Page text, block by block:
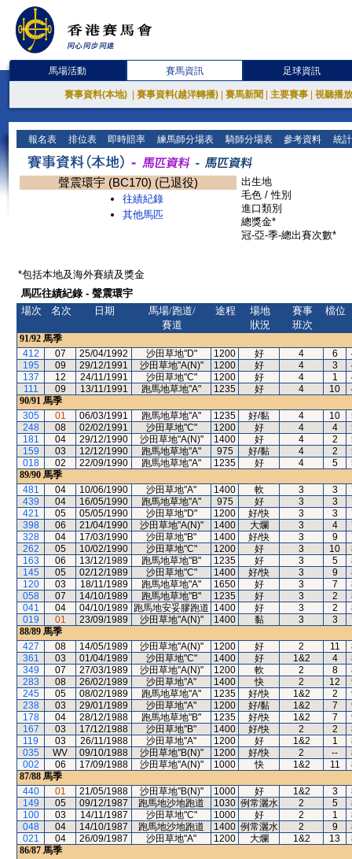
馬場活動 賽馬資訊 足球資訊
賽事資料(本地) 賽事資料(越洋轉播) 賽馬新聞 主要賽事 視聽播
報名表 排位表 即時賠率 練馬師分場表 騎師分場表 參考資料 統
聲震環宇 (BC170) (已退役)
往績紀錄
其他馬匹
出生地
毛色 / 性別
進口類別
總獎金*
冠-亞-季-總出賽次數*
*包括本地及海外賽績及獎金
馬匹往績紀錄 - 聲震環宇
場次
名次 日期
馬場/跑道/
賽道
途程
場地
狀況
賽事
班次
檔位
91/92 馬季
412
07 25/04/1992 沙田草地"D" 1200 好 4 6
195
09 29/12/1991 沙田草地"A(N)" 1200 好 4 3
137
12 24/11/1991 沙田草地"C" 1200 好 4 1
111
09 13/11/1991 跑馬地草地"A" 1235 好 4 10
90/91 馬季
305
01 06/03/1991 跑馬地草地"A" 1235 好/黏 4 10
248
08 02/02/1991 沙田草地"C" 1200 好 4 4
181
04 29/12/1990 沙田草地"A(N)" 1400 好 4 2
159
03 12/12/1990 跑馬地草地"A" 975 好/黏 4 2
018
02 22/09/1990 跑馬地草地"A" 1235 好 4 5
89/90 馬季
481
04 10/06/1990 沙田草地"A" 1400 軟 3 3
439
04 16/05/1990 跑馬地草地"A" 975 好 3 3
421
05 05/05/1990 沙田草地"D" 1200 好/快 3 3
398
06 21/04/1990 沙田草地"A(N)" 1400 大爛 3 4
328
04 17/03/1990 沙田草地"B" 1400 好/快 3 9
262
05 10/02/1990 沙田草地"C" 1200 好 3 10
163
06 13/12/1989 跑馬地草地"B" 1235 好 3 5
145
05 02/12/1989 沙田草地"C" 1400 好/快 3 9
120
03 18/11/1989 跑馬地草地"A" 1650 好 3 7
058
07 14/10/1989 跑馬地草地"B" 1235 好 3 2
041
04 04/10/1989 跑馬地安妥膠跑道 1400 好 3 2
019
01 23/09/1989 沙田草地"A(N)" 1400 黏 3 3
88/89 馬季
427
08 14/05/1989 沙田草地"A(N)" 1200 好 2 11
361
03 01/04/1989 沙田草地"C" 1400 好 1&2 4
349
07 27/03/1989 沙田草地"A(N)" 1200 軟 2 8
283
08 26/02/1989 沙田草地"A" 1400 快 2 12
245
05 08/02/1989 跑馬地草地"A" 1235 好/快 1&2 2
238
03 29/01/1989 沙田草地"A" 1200 好/黏 1&2 7
178
04 28/12/1988 跑馬地草地"B" 1235 好/快 1&2 7
167
03 17/12/1988 沙田草地"B" 1400 好/快 2 2
119
03 26/11/1988 沙田草地"A" 1200 好 1&2 1
035
WV 09/10/1988 沙田草地"B(N)" 1200 好/快 2 --
002
06 17/09/1988 沙田草地"A(N)" 1000 快 1&2 11
87/88 馬季
440
01 21/05/1988 沙田草地"B(N)" 1000 好 1&2 3
149
05 09/12/1987 跑馬地沙地跑道 1030 例常灑水 2 5
100
03 14/11/1987 沙田草地"C" 1000 好 2 1
048
04 14/10/1987 跑馬地沙地跑道 1400 例常灑水 2 9
021
04 26/09/1987 沙田草地"A" 1200 大爛 1&2 13
86/87 馬季